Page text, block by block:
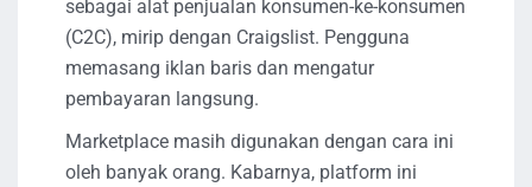
sebagai alat penjualan konsumen-ke-konsumen
(C2C), mirip dengan Craigslist. Pengguna
memasang iklan baris dan mengatur
pembayaran langsung.
Marketplace masih digunakan dengan cara ini
oleh banyak orang. Kabarnya, platform ini